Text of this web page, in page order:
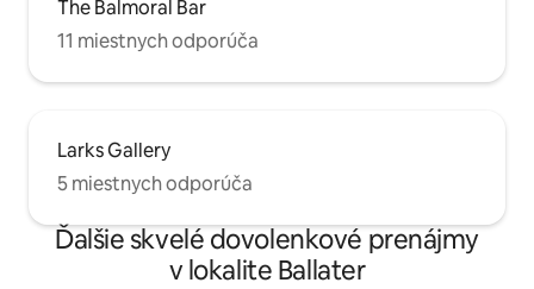
The Balmoral Bar
11 miestnych odporúča
Larks Gallery
5 miestnych odporúča
Ďalšie skvelé dovolenkové prenájmy
v lokalite Ballater